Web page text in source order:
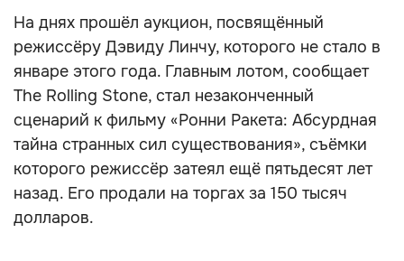
На днях прошёл аукцион, посвящённый
режиссёру Дэвиду Линчу, которого не стало в
январе этого года. Главным лотом, сообщает
The Rolling Stone, стал незаконченный
сценарий к фильму «Ронни Ракета: Абсурдная
тайна странных сил существования», съёмки
которого режиссёр затеял ещё пятьдесят лет
назад. Его продали на торгах за 150 тысяч
долларов.